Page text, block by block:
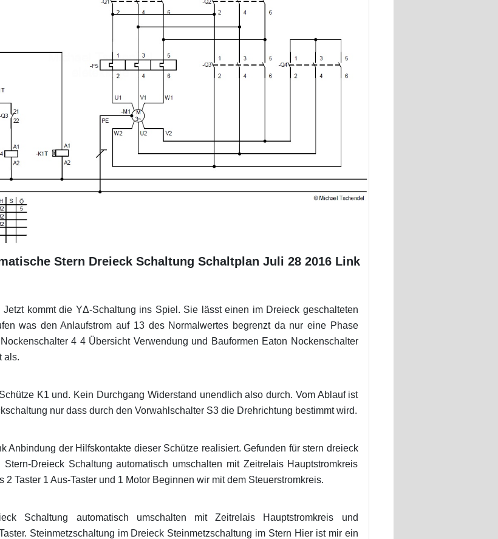
Stern Dreieck Schaltung Schaltplan Juli 28 2016 Link
Jetzt kommt die YΔ-Schaltung ins Spiel. Sie lässt einen im Dreieck geschalteten
was den Anlaufstrom auf 13 des Normalwertes begrenzt da nur eine Phase
4 4 Übersicht Verwendung und Bauformen Eaton Nockenschalter
als.
K1 und. Kein Durchgang Widerstand unendlich also durch. Vom Ablauf ist
nur dass durch den Vorwahlschalter S3 die Drehrichtung bestimmt wird.
Anbindung der Hilfskontakte dieser Schütze realisiert. Gefunden für stern dreieck
Dreieck Schaltung automatisch umschalten mit Zeitrelais Hauptstromkreis
Taster 1 Aus-Taster und 1 Motor Beginnen wir mit dem Steuerstromkreis.
Schaltung automatisch umschalten mit Zeitrelais Hauptstromkreis und
Steinmetzschaltung im Dreieck Steinmetzschaltung im Stern Hier ist mir ein